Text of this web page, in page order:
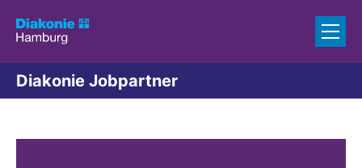
Diakonie Jobpartner